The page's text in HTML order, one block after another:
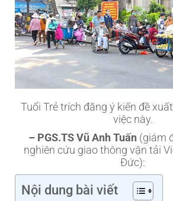
Tuổi Trẻ trích đăng ý kiến đề
việc này.
– PGS.TS Vũ Anh Tuấn (giám
nghiên cứu giao thông vận tải
Đức):
Nội dung bài viết